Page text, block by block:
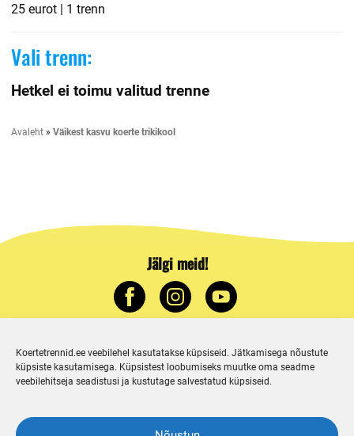
Koertetrennid.ee veebilehel kasutatakse küpsiseid. Jätkamisega nõustute
küpsiste kasutamisega. Küpsistest loobumiseks muutke oma seadme
veebilehitseja seadistusi ja kustutage salvestatud küpsiseid.
25 eurot | 1 trenn
Vali trenn:
Hetkel ei toimu valitud trenne
Avaleht » Väikest kasvu koerte trikikool
Telefon
E-post:
info@koertetrennid.ee
Jälgi meid!